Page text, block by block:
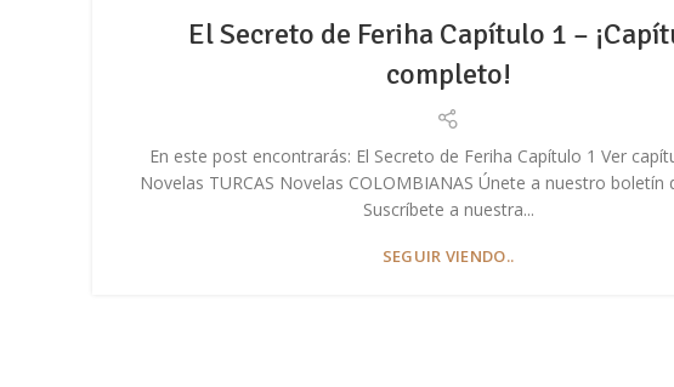
El Secreto de Feriha Capítulo 1 –
completo!
En este post encontrarás: El Secreto de Feriha Capítulo 1 Ver
Novelas TURCAS Novelas COLOMBIANAS Únete a nuestro boletín
Suscríbete a nuestra...
SEGUIR VIENDO..